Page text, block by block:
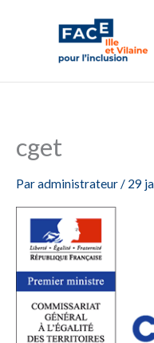
cget
Paradministrateur / 29